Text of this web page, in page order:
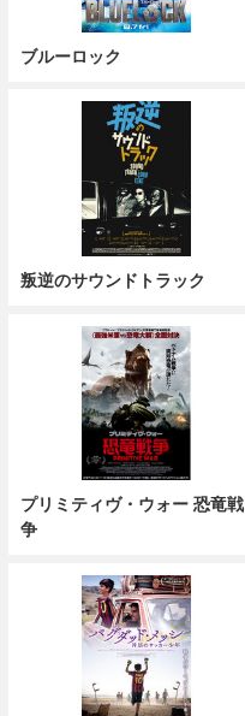
ブルーロック
叛逆のサウンドトラック
プリミティヴ・ウォー 恐竜戦
争